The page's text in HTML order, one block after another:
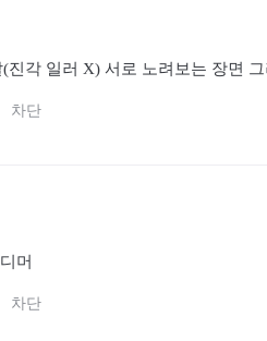
진각 일러 X) 서로 노려보는 장면
차단
머
차단